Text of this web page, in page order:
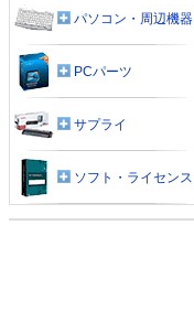
パソコン・周辺機器
PCパーツ
サプライ
ソフト・ライセンス